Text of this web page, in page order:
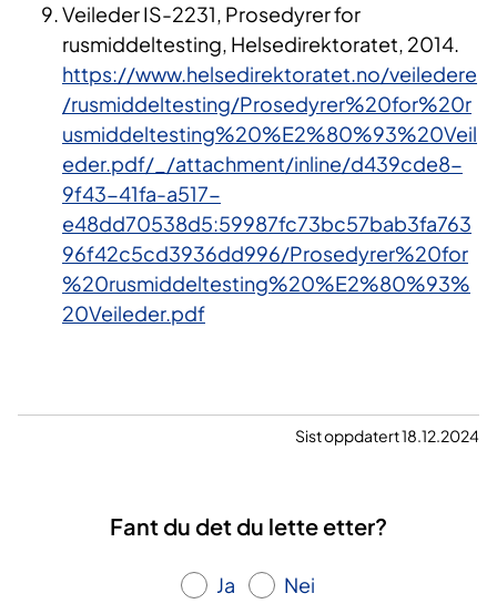
Veileder IS-2231, Prosedyrer for
rusmiddeltesting, Helsedirektoratet, 2014.
https://www.helsedirektoratet.no/veiledere
/rusmiddeltesting/Prosedyrer%20for%20r
usmiddeltesting%20%E2%80%93%20Veil
eder.pdf/_/attachment/inline/d439cde8-
9f43-41fa-a517-
e48dd70538d5:59987fc73bc57bab3fa763
96f42c5cd3936dd996/Prosedyrer%20for
%20rusmiddeltesting%20%E2%80%93%
20Veileder.pdf
Sist oppdatert 18.12.2024
Fant du det du lette etter?
Ja Nei